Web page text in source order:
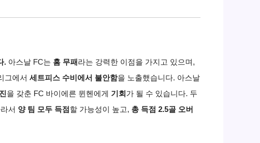
. 아스날 FC는 홈 무패 라는 강력한 이점을 가지고 있으며,
그에서 세트피스 수비에서 불안함을 노출했습니다. 아스날
을 갖춘 FC 바이에른 뮌헨에게 기회 가 될 수 있습니다. 두
서 양 팀 모두 득점 할 가능성이 높고, 총 득점 2.5골 오버